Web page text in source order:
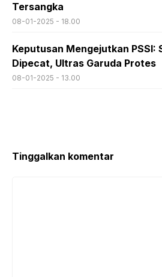
Tersangka
08-01-2025 - 18.00
Keputusan Mengejutkan PSSI:
Dipecat, Ultras Garuda Protes
08-01-2025 - 13.00
Tinggalkan komentar